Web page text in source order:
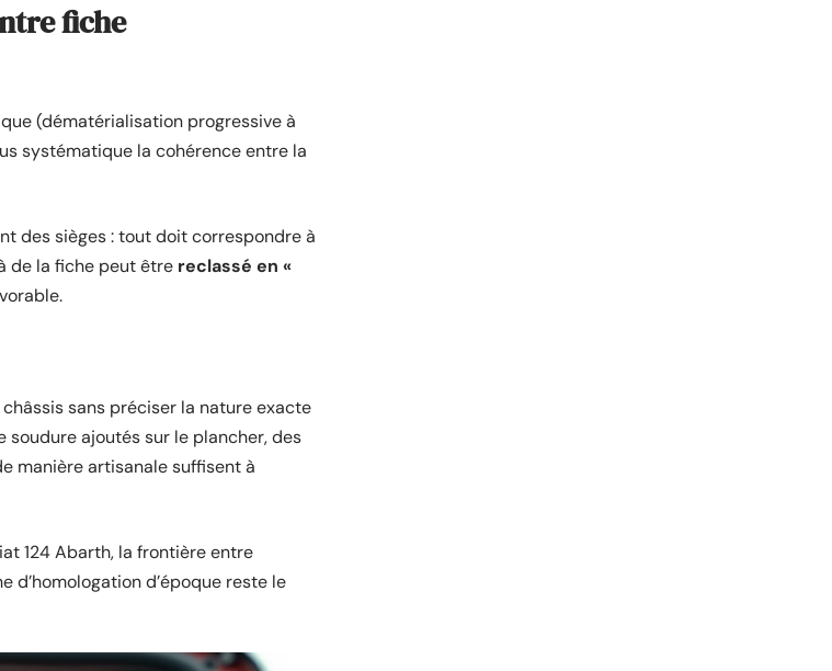
fiche
(dématérialisation progressive à
systématique la cohérence entre la
des sièges : tout doit correspondre à
de la fiche peut être reclassé en «
sans préciser la nature exacte
ajoutés sur le plancher, des
manière artisanale suffisent à
124 Abarth, la frontière entre
d’époque reste le